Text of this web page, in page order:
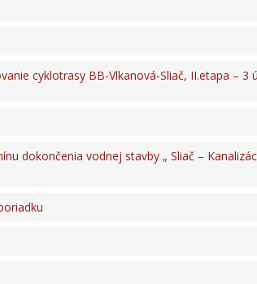
cyklotrasy BB-Vlkanová-Sliač, II.etapa – 3
dokončenia vodnej stavby „ Sliač –